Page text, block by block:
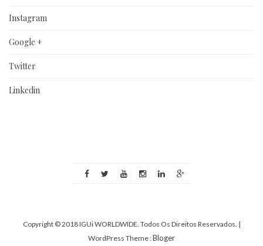
Instagram
Google +
Twitter
Linkedin
Copyright © 2018 IGUi WORLDWIDE. Todos Os Direitos Reservados. |
WordPress Theme :Bloger